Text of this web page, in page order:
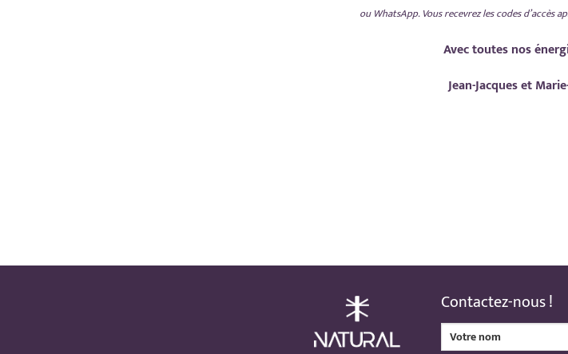
ou WhatsApp. Vous recevrez les codes
Avec toutes nos
Jean-Jacques et
Contactez-nous !